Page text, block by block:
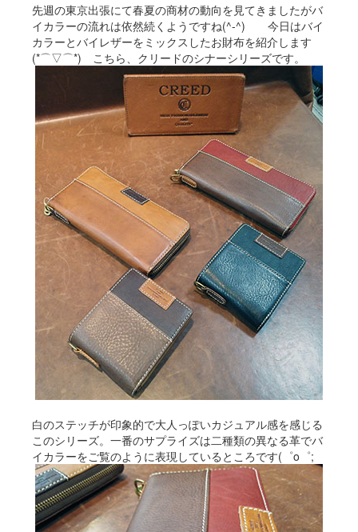
先週の東京出張にて春夏の商材の動向を見てきましたがバ
イカラーの流れは依然続くようですね(^-^) 今日はバイ
カラーとバイレザーをミックスしたお財布を紹介します
(*⌒▽⌒*) こちら、クリードのシナーシリーズです。
白のステッチが印象的で大人っぽいカジュアル感を感じる
このシリーズ。一番のサプライズは二種類の異なる革でバ
イカラーをご覧のように表現しているところです(゜o゜;